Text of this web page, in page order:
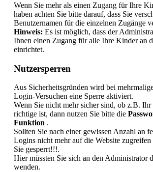
Wenn Sie mehr als einen Zugang für Ihre
haben achten Sie bitte darauf, dass Sie
Benutzernamen für die einzelnen Zugänge
Hinweis: Es ist möglich, dass der
Ihnen einen Zugang für alle Ihre Kinder an
einrichtet.
Nutzersperren
Aus Sicherheitsgründen wird bei
Login-Versuchen eine Sperre aktiviert.
Wenn Sie nicht mehr sicher sind, ob z.B. Ihr
richtige ist, dann nutzen Sie bitte die
Funktion .
Sollten Sie nach einer gewissen Anzahl an
Logins nicht mehr auf die Website
Sie gesperrt!!!.
Hier müssten Sie sich an den Administrator
wenden.